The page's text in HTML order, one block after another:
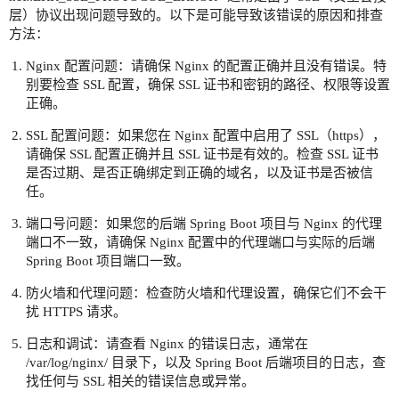
层）协议出现问题导致的。以下是可能导致该错误的原因和排查
方法：
Nginx 配置问题：请确保 Nginx 的配置正确并且没有错误。特
别要检查 SSL 配置，确保 SSL 证书和密钥的路径、权限等设置
正确。
SSL 配置问题：如果您在 Nginx 配置中启用了 SSL（https），
请确保 SSL 配置正确并且 SSL 证书是有效的。检查 SSL 证书
是否过期、是否正确绑定到正确的域名，以及证书是否被信
任。
端口号问题：如果您的后端 Spring Boot 项目与 Nginx 的代理
端口不一致，请确保 Nginx 配置中的代理端口与实际的后端
Spring Boot 项目端口一致。
防火墙和代理问题：检查防火墙和代理设置，确保它们不会干
扰 HTTPS 请求。
日志和调试：请查看 Nginx 的错误日志，通常在
/var/log/nginx/ 目录下，以及 Spring Boot 后端项目的日志，查
找任何与 SSL 相关的错误信息或异常。